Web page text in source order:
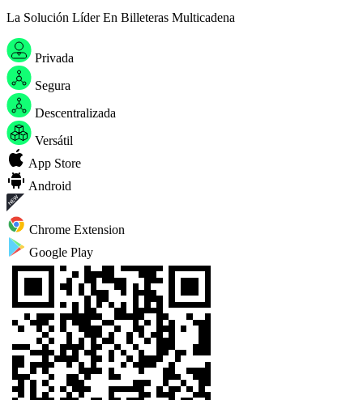
La Solución Líder En Billeteras Multicadena
Privada
Segura
Descentralizada
Versátil
App Store
Android
Chrome Extension
Google Play